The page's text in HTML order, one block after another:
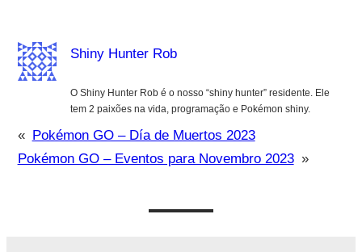
Shiny Hunter Rob
O Shiny Hunter Rob é o nosso “shiny hunter” residente. Ele
tem 2 paixões na vida, programação e Pokémon shiny.
« Pokémon GO – Día de Muertos 2023
Pokémon GO – Eventos para Novembro 2023 »